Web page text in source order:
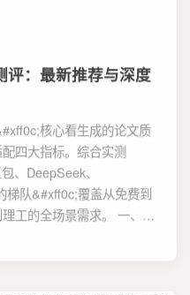
评：最新推荐与深度
核心看生成的论文质
四大指标。综合实测
、DeepSeek、
梯队&#xff0c;覆盖从免费到
工的全场景需求。 一、…